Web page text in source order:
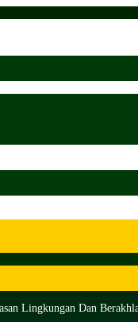
Lingkungan Dan